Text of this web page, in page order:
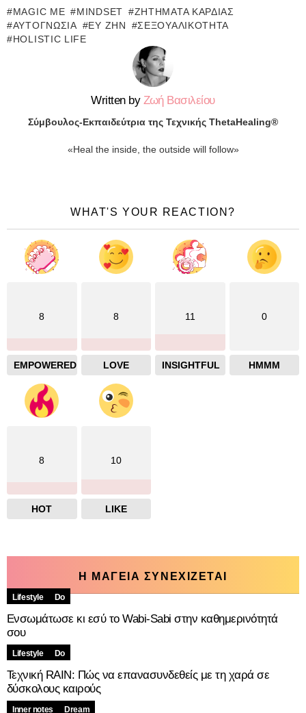
MAGIC ME MINDSET
ΖΗΤΉΜΑΤΑ ΚΑΡΔΙΆΣ
ΑΥΤΟΓΝΩΣΊΑ
ΕΥ ΖΗΝ
ΣΕΞΟΥΑΛΙΚΌΤΗΤΑ
HOLISTIC LIFE
Written by Ζωή Βασιλείου
Σύμβουλος-Εκπαιδεύτρια της Τεχνικής ThetaHealing®
«Heal the inside, the outside will follow»
WHAT'S YOUR REACTION?
8
EMPOWERED
8
LOVE
11
INSIGHTFUL
0
HMMM
8
HOT
10
LIKE
Η ΜΑΓΕΙΑ ΣΥΝΕΧΙΖΕΤΑΙ
Lifestyle Do
Ενσωμάτωσε κι εσύ το Wabi-Sabi στην καθημερινότητά
σου
Lifestyle Do
Τεχνική RAIN: Πώς να επανασυνδεθείς με τη χαρά σε
δύσκολους καιρούς
Inner notes Dream